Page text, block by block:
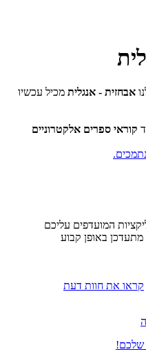
אבחזית - אנגלית מכיל עכשיו
קוראי ספרים אלקטרוניים
המועדפים עליכם
מתעדכן באופן קבוע
קראו את חוות דעת
שלכם!